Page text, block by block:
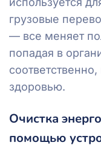
грузовые
— все меняет
попадая в
здоровью.
Очистка
помощью